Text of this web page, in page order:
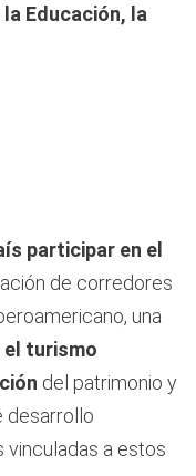
Educación, la
participar en el
de corredores
una
turismo
del patrimonio y
desarrollo
vinculadas a estos